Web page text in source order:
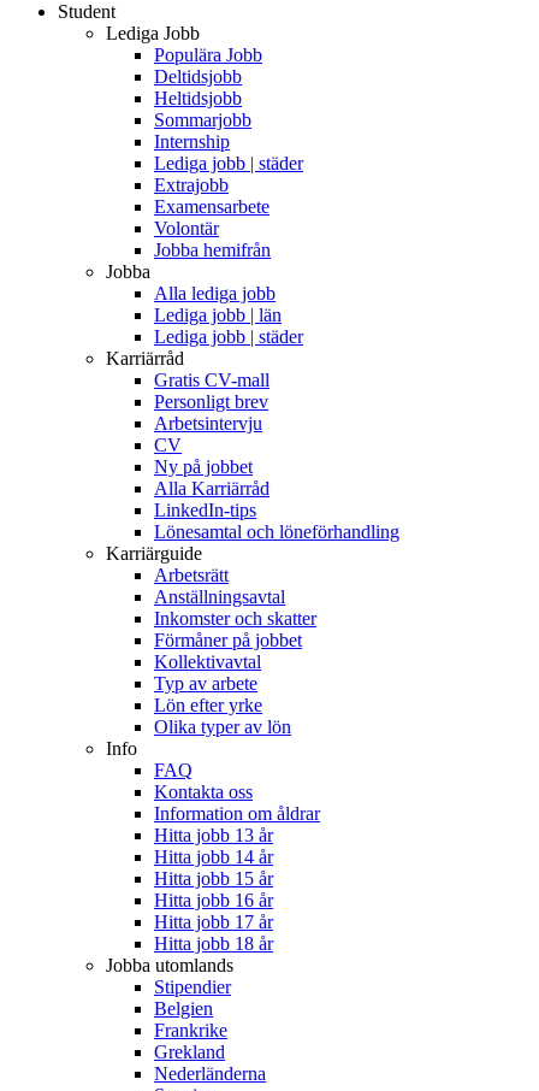
Student
Lediga Jobb
Populära Jobb
Deltidsjobb
Heltidsjobb
Sommarjobb
Internship
Lediga jobb | städer
Extrajobb
Examensarbete
Volontär
Jobba hemifrån
Jobba
Alla lediga jobb
Lediga jobb | län
Lediga jobb | städer
Karriärråd
Gratis CV-mall
Personligt brev
Arbetsintervju
CV
Ny på jobbet
Alla Karriärråd
LinkedIn-tips
Lönesamtal och löneförhandling
Karriärguide
Arbetsrätt
Anställningsavtal
Inkomster och skatter
Förmåner på jobbet
Kollektivavtal
Typ av arbete
Lön efter yrke
Olika typer av lön
Info
FAQ
Kontakta oss
Information om åldrar
Hitta jobb 13 år
Hitta jobb 14 år
Hitta jobb 15 år
Hitta jobb 16 år
Hitta jobb 17 år
Hitta jobb 18 år
Jobba utomlands
Stipendier
Belgien
Frankrike
Grekland
Nederländerna